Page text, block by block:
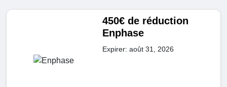
450€ de réduction
Enphase
Expirer: août 31, 2026